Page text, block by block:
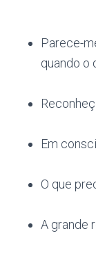
Parece-
quando o
Em
O que
A grande